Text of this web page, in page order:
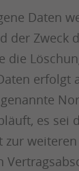
Daten
der Zweck
die
erfolgt
es sei
zur